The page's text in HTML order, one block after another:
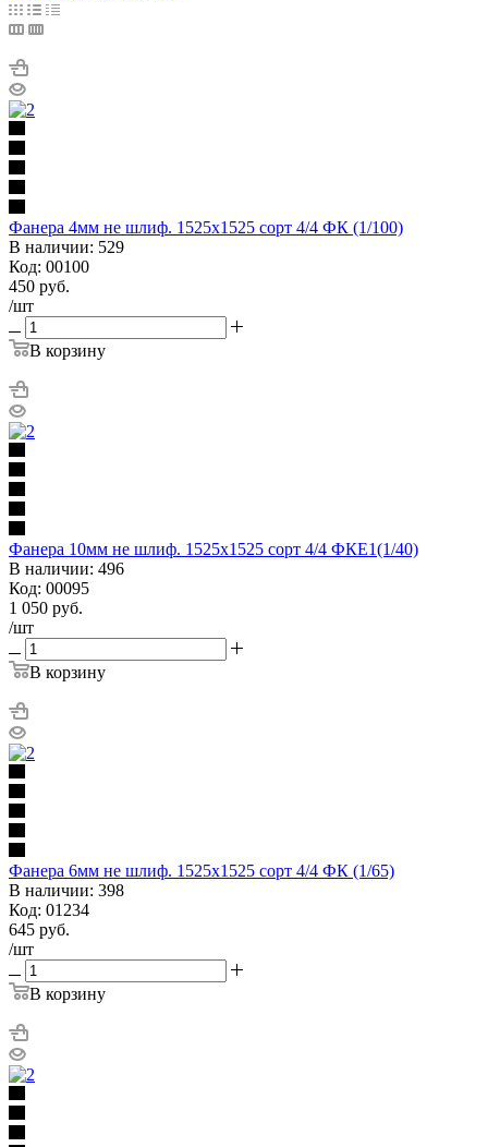
Фанера 4мм не шлиф. 1525х1525 сорт 4/4 ФК (1/100)
В наличии: 529
Код: 00100
450 руб.
/шт
В корзину
Фанера 10мм не шлиф. 1525х1525 сорт 4/4 ФКЕ1(1/40)
В наличии: 496
Код: 00095
1 050 руб.
/шт
В корзину
Фанера 6мм не шлиф. 1525х1525 сорт 4/4 ФК (1/65)
В наличии: 398
Код: 01234
645 руб.
/шт
В корзину